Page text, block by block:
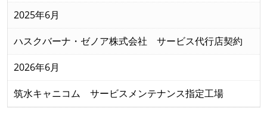
2025年6月
ハスクバーナ・ゼノア株式会社 サービス代行店契約
2026年6月
筑水キャニコム サービスメンテナンス指定工場